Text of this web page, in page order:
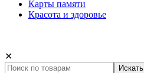
Карты памяти
Красота и здоровье
✕
Искать